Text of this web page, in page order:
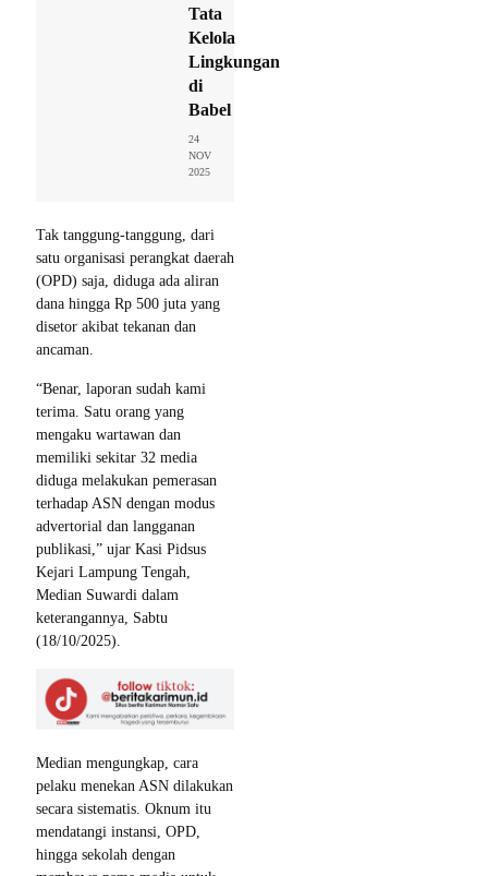
Tata
Kelola
Lingkungan
di
Babel
24
NOV
2025
Tak tanggung-tanggung, dari
satu organisasi perangkat daerah
(OPD) saja, diduga ada aliran
dana hingga Rp 500 juta yang
disetor akibat tekanan dan
ancaman.
“Benar, laporan sudah kami
terima. Satu orang yang
mengaku wartawan dan
memiliki sekitar 32 media
diduga melakukan pemerasan
terhadap ASN dengan modus
advertorial dan langganan
publikasi,” ujar Kasi Pidsus
Kejari Lampung Tengah,
Median Suwardi dalam
keterangannya, Sabtu
(18/10/2025).
Median mengungkap, cara
pelaku menekan ASN dilakukan
secara sistematis. Oknum itu
mendatangi instansi, OPD,
hingga sekolah dengan